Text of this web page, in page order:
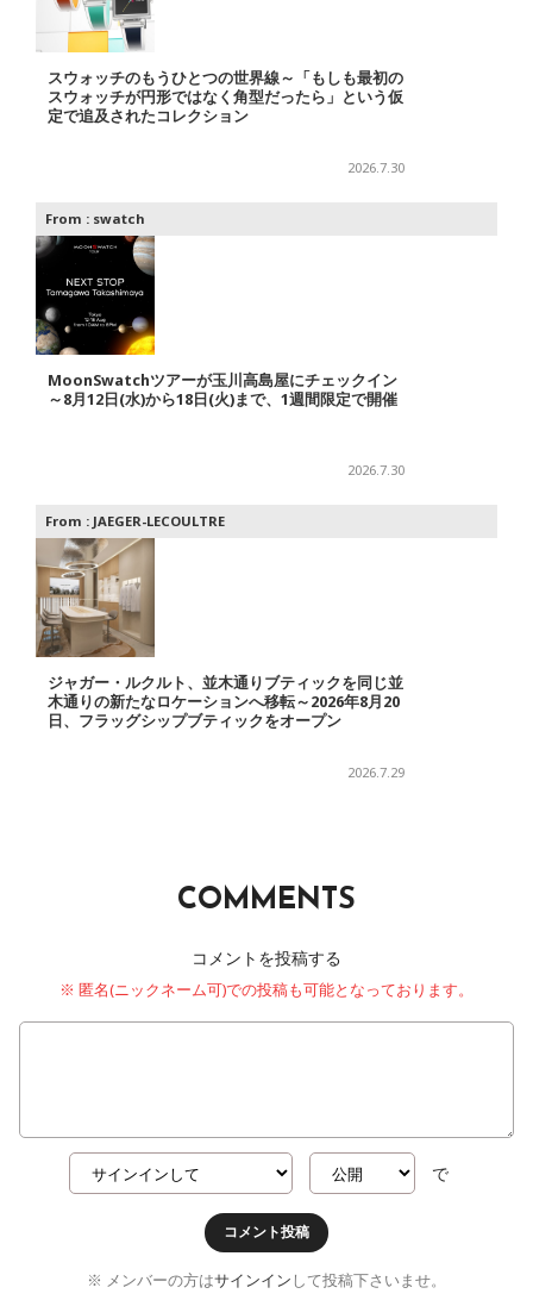
スウォッチのもうひとつの世界線～「もしも最初の
スウォッチが円形ではなく角型だったら」という仮
定で追及されたコレクション
2026.7.30
From : swatch
MoonSwatchツアーが玉川高島屋にチェックイン
～8月12日(水)から18日(火)まで、1週間限定で開催
2026.7.30
From : JAEGER-LECOULTRE
ジャガー・ルクルト、並木通りブティックを同じ並
木通りの新たなロケーションへ移転～2026年8月20
日、フラッグシップブティックをオープン
2026.7.29
COMMENTS
コメントを投稿する
※ 匿名(ニックネーム可)での投稿も可能となっております。
で
コメント投稿
※ メンバーの方はサインイン して投稿下さいませ。